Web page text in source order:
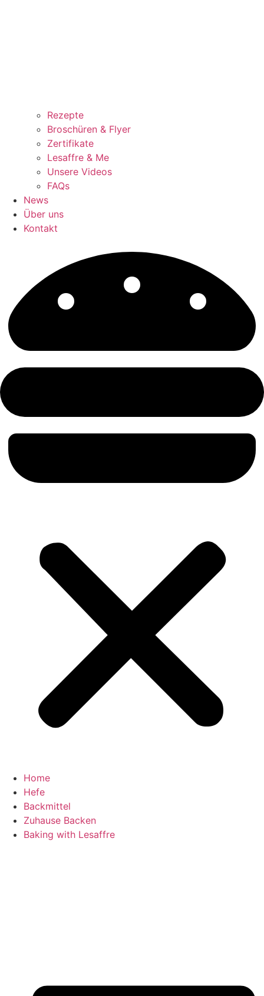
Rezepte
Broschüren & Flyer
Zertifikate
Lesaffre & Me
Unsere Videos
FAQs
News
Über uns
Kontakt
Home
Hefe
Backmittel
Zuhause Backen
Baking with Lesaffre